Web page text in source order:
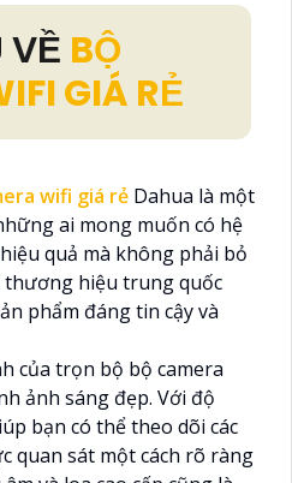
VỀ BỘ
GIÁ RẺ
wifi giá rẻ Dahua là một
ai mong muốn có hệ
quả mà không phải bỏ
thương hiệu trung quốc
phẩm đáng tin cậy và
của trọn bộ bộ camera
ảnh sáng đẹp. Với độ
bạn có thể theo dõi các
quan sát một cách rõ ràng